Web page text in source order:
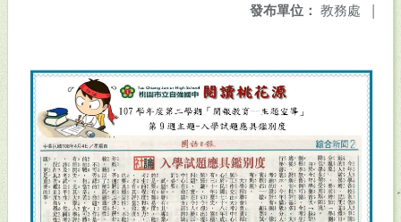
發布單位： 教務處 |